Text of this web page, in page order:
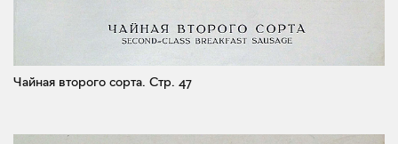
Чайная второго сорта. Стр. 47